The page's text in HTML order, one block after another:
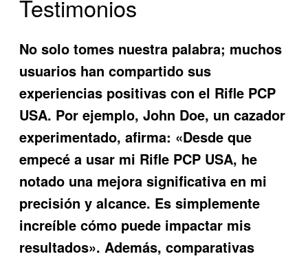
Testimonios
No solo tomes nuestra palabra; muchos
usuarios han compartido sus
experiencias positivas con el Rifle PCP
USA. Por ejemplo, John Doe, un cazador
experimentado, afirma: «Desde que
empecé a usar mi Rifle PCP USA, he
notado una mejora significativa en mi
precisión y alcance. Es simplemente
increíble cómo puede impactar mis
resultados». Además, comparativas